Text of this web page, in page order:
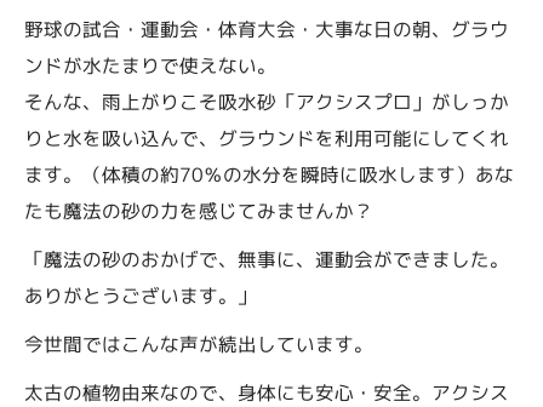
野球の試合・運動会・体育大会・大事な日の朝、グラウ
ンドが水たまりで使えない。
そんな、雨上がりこそ吸水砂「アクシスプロ」がしっか
りと水を吸い込んで、グラウンドを利用可能にしてくれ
ます。（体積の約70％の水分を瞬時に吸水します）あな
たも魔法の砂の力を感じてみませんか？
「魔法の砂のおかげで、無事に、運動会ができました。
ありがとうございます。」
今世間ではこんな声が続出しています。
太古の植物由来なので、身体にも安心・安全。アクシス